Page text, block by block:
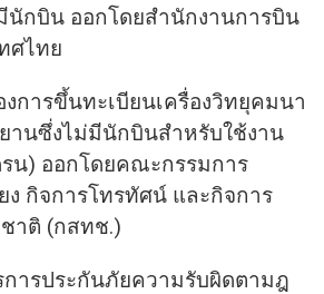
นักบิน ออกโดยสำนักงานการบิน
ศไทย
งการขึ้นทะเบียนเครื่องวิทยุคมนา
านซึ่งไม่มีนักบินสําหรับใช้งาน
น) ออกโดยคณะกรรมการ
ง กิจการโทรทัศน์ และกิจการ
าติ (กสทช.)
การประกันภัยความรับผิดตามฎ